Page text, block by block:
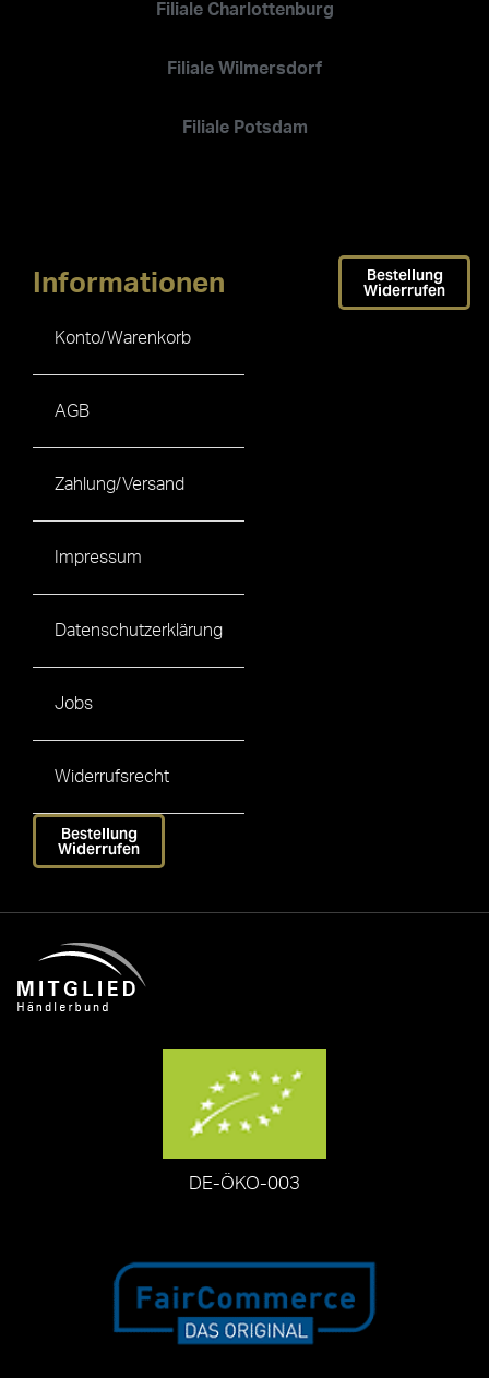
Filiale Charlottenburg
Filiale Wilmersdorf
Filiale Potsdam
Informationen
Konto/Warenkorb
AGB
Zahlung/Versand
Impressum
Datenschutzerklärung
Jobs
Widerrufsrecht
Bestellung
Widerrufen
Bestellung
Widerrufen
DE-ÖKO-003